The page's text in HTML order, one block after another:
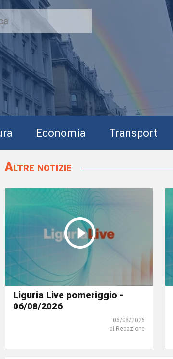
Economia Transport
Altre notizie
Liguria Live pomeriggio -
06/08/2026
06/08/2026
di Redazione